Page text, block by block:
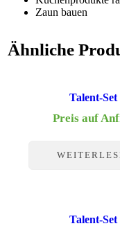
Zaun bauen
Ähnliche
Talent-Set
Preis auf
Talent-Set